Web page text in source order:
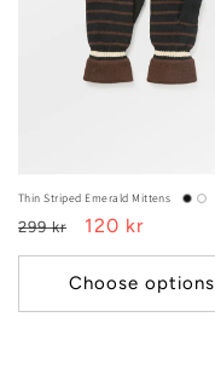
Thin Striped Emerald Mittens
Regular
price
299 kr
Sale
price
120 kr
Choose options